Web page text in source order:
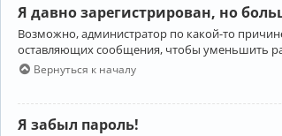
Я давно зарегистрирован, но
Возможно, администратор по какой-то
оставляющих сообщения, чтобы уменьшить
Вернуться к началу
Я забыл пароль!